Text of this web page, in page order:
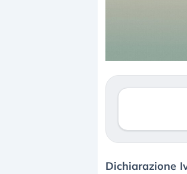
Dichiarazione
sempre più sganciata dall’economia